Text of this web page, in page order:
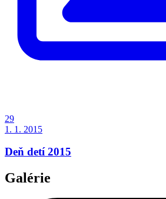
29
1. 1. 2015
Deň detí 2015
Galérie